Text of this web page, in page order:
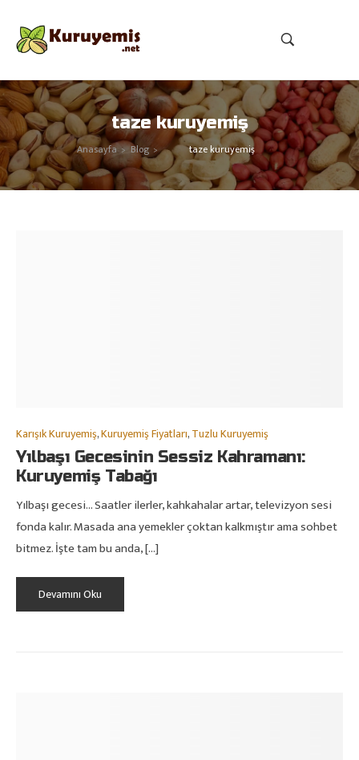
taze kuruyemiş
Anasayfa > Blog > taze kuruyemiş
Karışık Kuruyemiş,Kuruyemiş Fiyatları,Tuzlu Kuruyemiş
Yılbaşı Gecesinin Sessiz Kahramanı:
Kuruyemiş Tabağı
Yılbaşı gecesi… Saatler ilerler, kahkahalar artar, televizyon sesi
fonda kalır. Masada ana yemekler çoktan kalkmıştır ama sohbet
bitmez. İşte tam bu anda, […]
Devamını Oku